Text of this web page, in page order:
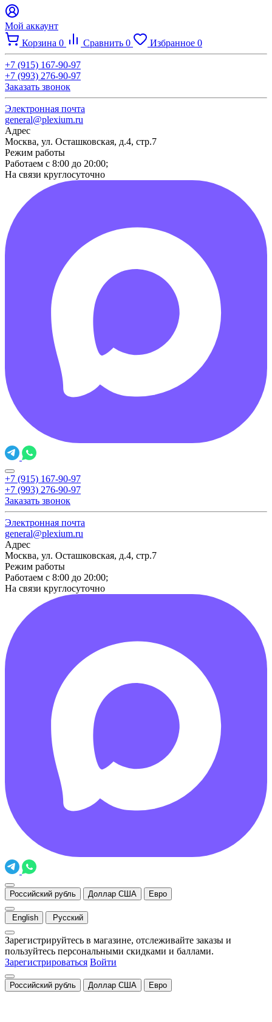
Мой аккаунт
Корзина 0 Сравнить 0 Избранное 0
+7 (915) 167-90-97
+7 (993) 276-90-97
Заказать звонок
Электронная почта
general@plexium.ru
Адрес
Москва, ул. Осташковская, д.4, стр.7
Режим работы
Работаем с 8:00 до 20:00;
На связи круглосуточно
+7 (915) 167-90-97
+7 (993) 276-90-97
Заказать звонок
Электронная почта
general@plexium.ru
Адрес
Москва, ул. Осташковская, д.4, стр.7
Режим работы
Работаем с 8:00 до 20:00;
На связи круглосуточно
Российский рубль Доллар США Евро
English Русский
Зарегистрируйтесь в магазине, отслеживайте заказы и
пользуйтесь персональными скидками и баллами.
Зарегистрироваться Войти
Российский рубль Доллар США Евро